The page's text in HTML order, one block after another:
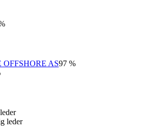
AS97 %
leder